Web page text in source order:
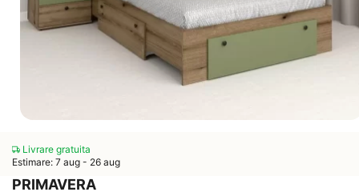
Livrare gratuita
Estimare: 7 aug - 26 aug
PRIMAVERA